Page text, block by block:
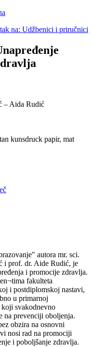
na: Udžbenici i priručnici
– Aida Rudić
kunsdruck papir, mat
autora mr. sci.
i prof. dr. Aide Rudić, je
i promocije zdravlja.
fakulteta
i postdiplomskoj nastavi,
u primarnoj
svakodnevno
na prevenciji oboljenja.
obzira na osnovni
nosi rad na promociji
i poboljšanje zdravlja.